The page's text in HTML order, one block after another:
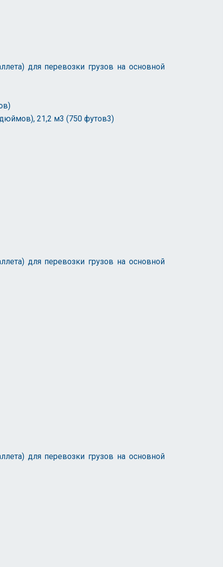
для перевозки грузов на основной
21,2 м3 (750 футов3)
для перевозки грузов на основной
для перевозки грузов на основной